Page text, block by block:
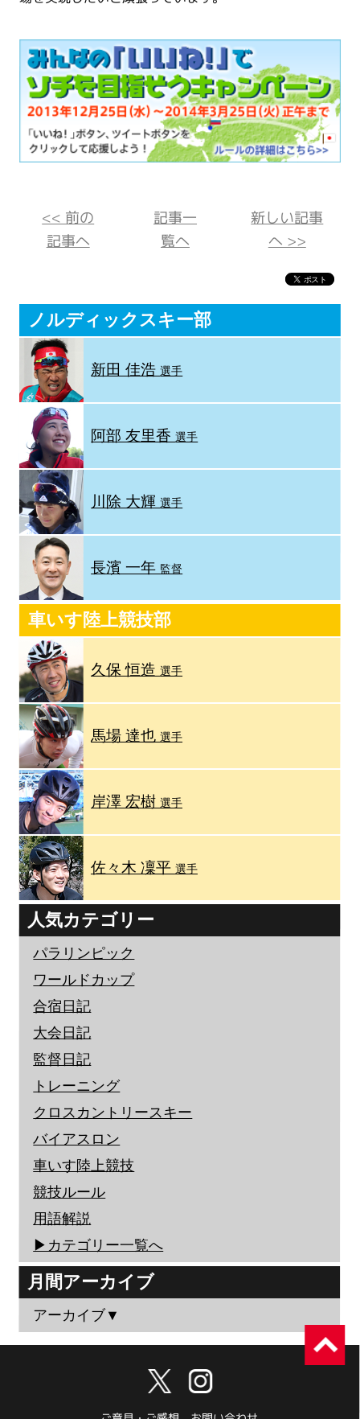
<< 前の
記事へ
記事一
覧へ
新しい記事
へ >>
ノルディックスキー部
新田 佳浩選手
阿部 友里香選手
川除 大輝選手
長濱 一年 監督
車いす陸上競技部
久保 恒造選手
馬場 達也選手
岸澤 宏樹選手
佐々木 凜平 選手
人気カテゴリー
パラリンピック
ワールドカップ
合宿日記
大会日記
監督日記
トレーニング
クロスカントリースキー
バイアスロン
車いす陸上競技
競技ルール
用語解説
▶︎カテゴリー一覧へ
月間アーカイブ
アーカイブ▼